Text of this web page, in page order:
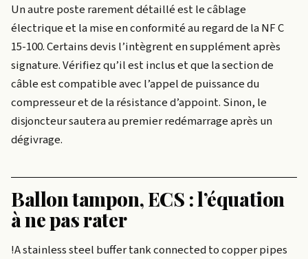
Un autre poste rarement détaillé est le câblage
électrique et la mise en conformité au regard de la NF C
15-100. Certains devis l’intègrent en supplément après
signature. Vérifiez qu’il est inclus et que la section de
câble est compatible avec l’appel de puissance du
compresseur et de la résistance d’appoint. Sinon, le
disjoncteur sautera au premier redémarrage après un
dégivrage.
Ballon tampon, ECS : l’équation
à ne pas rater
!A stainless steel buffer tank connected to copper pipes